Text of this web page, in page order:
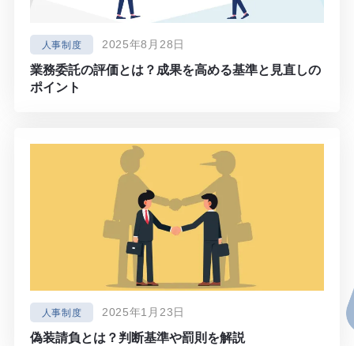
人事制度 2025年8月28日
業務委託の評価とは？成果を高める基準と見直しの
ポイント
人事制度 2025年1月23日
偽装請負とは？判断基準や罰則を解説